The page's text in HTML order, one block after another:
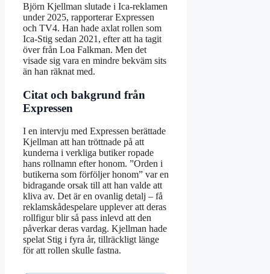
Björn Kjellman slutade i Ica-reklamen
under 2025, rapporterar Expressen
och TV4. Han hade axlat rollen som
Ica-Stig sedan 2021, efter att ha tagit
över från Loa Falkman. Men det
visade sig vara en mindre bekväm sits
än han räknat med.
Citat och bakgrund från
Expressen
I en intervju med Expressen berättade
Kjellman att han tröttnade på att
kunderna i verkliga butiker ropade
hans rollnamn efter honom. ”Orden i
butikerna som förföljer honom” var en
bidragande orsak till att han valde att
kliva av. Det är en ovanlig detalj – få
reklamskådespelare upplever att deras
rollfigur blir så pass inlevd att den
påverkar deras vardag. Kjellman hade
spelat Stig i fyra år, tillräckligt länge
för att rollen skulle fastna.